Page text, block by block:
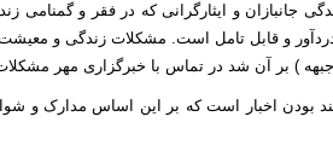
جانبازان و ایثارگرانی که در فقر و گمنامی
دردآور و قابل تامل است. مشکلات زندگی و
) بر آن شد در تماس با خبرگزاری مهر مشکلات
بودن اخبار است که بر این اساس مدارک و